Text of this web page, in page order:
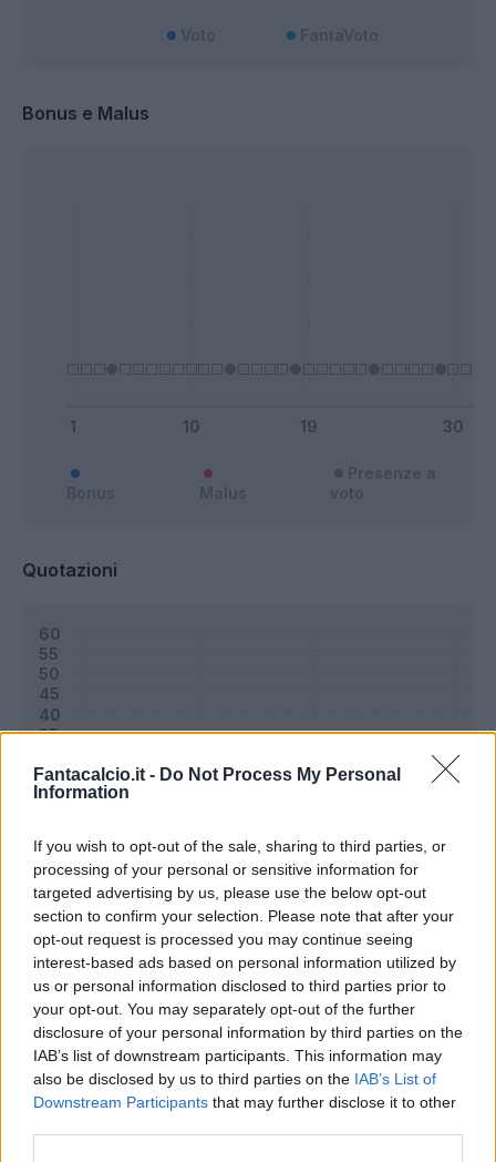
Fantacalcio.it - Do Not Process My Personal
Information
If you wish to opt-out of the sale, sharing to third parties, or
processing of your personal or sensitive information for
targeted advertising by us, please use the below opt-out
section to confirm your selection. Please note that after your
opt-out request is processed you may continue seeing
interest-based ads based on personal information utilized by
us or personal information disclosed to third parties prior to
your opt-out. You may separately opt-out of the further
disclosure of your personal information by third parties on the
IAB’s list of downstream participants. This information may
also be disclosed by us to third parties on the IAB’s List of
Downstream Participants that may further disclose it to other
Bonus e Malus
Quotazioni
Classic Mantra
Riepilogo stagione
Titolare 2 - 6%